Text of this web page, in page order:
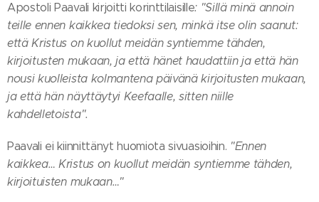
Apostoli Paavali kirjoitti korinttilaisille: "Sillä minä annoin
teille ennen kaikkea tiedoksi sen, minkä itse olin saanut:
että Kristus on kuollut meidän syntiemme tähden,
kirjoitusten mukaan, ja että hänet haudattiin ja että hän
nousi kuolleista kolmantena päivänä kirjoitusten mukaan,
ja että hän näyttäytyi Keefaalle, sitten niille
kahdelletoista".
Paavali ei kiinnittänyt huomiota sivuasioihin. "Ennen
kaikkea… Kristus on kuollut meidän syntiemme tähden,
kirjoituisten mukaan…"